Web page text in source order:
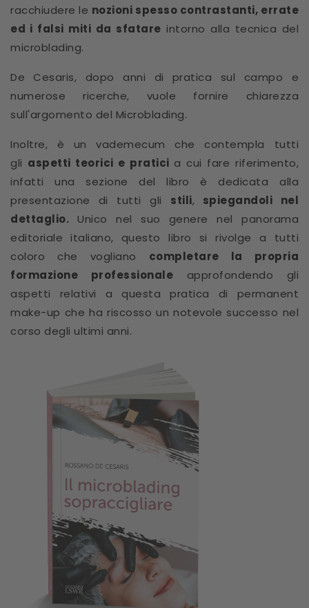
racchiudere le nozioni spesso contrastanti, errate
ed i falsi miti da sfatare intorno alla tecnica del
microblading.
De Cesaris, dopo anni di pratica sul campo e
numerose ricerche, vuole fornire chiarezza
sull'argomento del Microblading.
Inoltre, è un vademecum che contempla tutti
gli aspetti teorici e pratici a cui fare riferimento,
infatti una sezione del libro è dedicata alla
presentazione di tutti gli stili, spiegandoli nel
dettaglio. Unico nel suo genere nel panorama
editoriale italiano, questo libro si rivolge a tutti
coloro che vogliano completare la propria
formazione professionale approfondendo gli
aspetti relativi a questa pratica di permanent
make-up che ha riscosso un notevole successo nel
corso degli ultimi anni.